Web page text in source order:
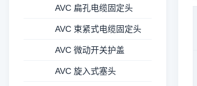
AVC 扁孔电缆固定头
AVC 束紧式电缆固定头
AVC 微动开关护盖
AVC 旋入式塞头